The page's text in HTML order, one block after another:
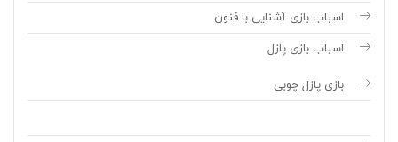
اسباب بازی آشنایی با فنون
اسباب بازی پازل
بازی پازل چوبی